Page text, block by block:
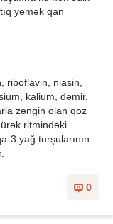
yemək qan
riboflavin, niasin,
kalium, dəmir,
zəngin olan qoz
ritmindəki
3 yağ turşularının
0